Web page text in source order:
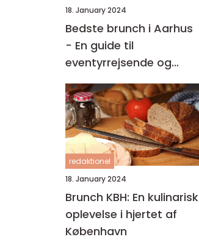
18. January 2024
Bedste brunch i Aarhus
- En guide til
eventyrrejsende og
backpackere
redaktionel
18. January 2024
Brunch KBH: En kulinarisk
oplevelse i hjertet af
København